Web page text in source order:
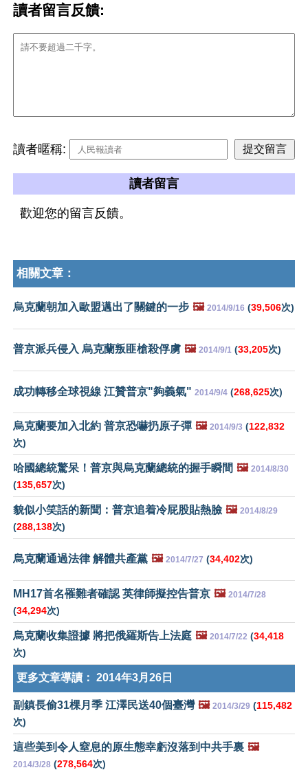
讀者留言反饋:
讀者暱稱:
讀者留言
歡迎您的留言反饋。
相關文章：
烏克蘭朝加入歐盟邁出了關鍵的一步 🖼️ 2014/9/16 (39,506次)
普京派兵侵入 烏克蘭叛匪槍殺俘虜 🖼️ 2014/9/1 (33,205次)
成功轉移全球視線 江贊普京"夠義氣" 2014/9/4 (268,625次)
烏克蘭要加入北約 普京恐嚇扔原子彈 🖼️ 2014/9/3 (122,832
次)
哈國總統驚呆！普京與烏克蘭總統的握手瞬間 🖼️ 2014/8/30
(135,657次)
貌似小笑話的新聞：普京追着冷屁股貼熱臉 🖼️ 2014/8/29
(288,138次)
烏克蘭通過法律 解體共產黨 🖼️ 2014/7/27 (34,402次)
MH17首名罹難者確認 英律師擬控告普京 🖼️ 2014/7/28
(34,294次)
烏克蘭收集證據 將把俄羅斯告上法庭 🖼️ 2014/7/22 (34,418
次)
更多文章導讀： 2014年3月26日
副鎮長偷31棵月季 江澤民送40個臺灣 🖼️ 2014/3/29 (115,482
次)
這些美到令人窒息的原生態幸虧沒落到中共手裏 🖼️
2014/3/28 (278,564次)